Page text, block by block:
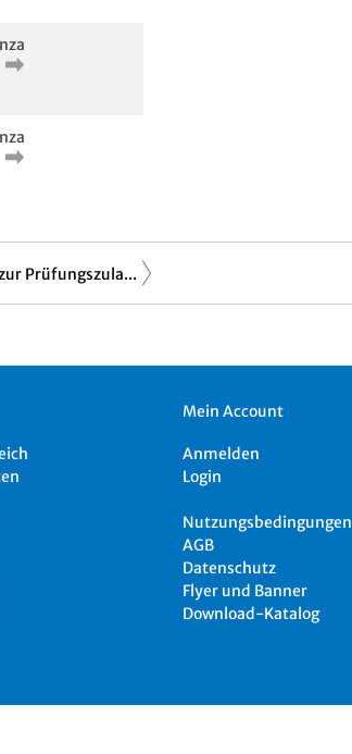
Prüfungszula...
Mein Account
Anmelden
Login
Nutzungsbedingungen
AGB
Datenschutz
Flyer und Banner
Download-Katalog